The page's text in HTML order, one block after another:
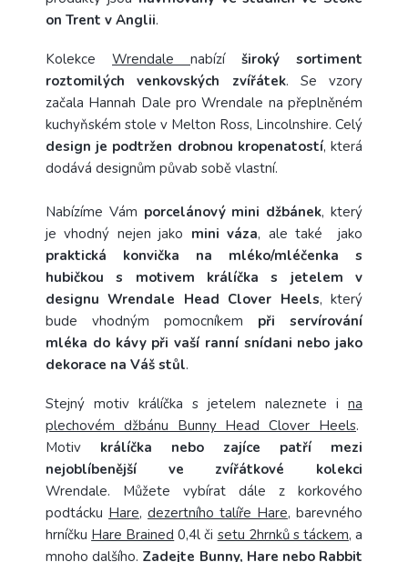
on Trent v Anglii.
Kolekce Wrendale nabízí široký sortiment
roztomilých venkovských zvířátek. Se vzory
začala Hannah Dale pro Wrendale na přeplněném
kuchyňském stole v Melton Ross, Lincolnshire. Celý
design je podtržen drobnou kropenatostí, která
dodává designům půvab sobě vlastní.
Nabízíme Vám porcelánový mini džbánek, který
je vhodný nejen jako mini váza, ale také jako
praktická konvička na mléko/mléčenka s
hubičkou s motivem králíčka s jetelem v
designu Wrendale Head Clover Heels, který
bude vhodným pomocníkem při servírování
mléka do kávy při vaší ranní snídani nebo jako
dekorace na Váš stůl.
Stejný motiv králíčka s jetelem naleznete i na
plechovém džbánu Bunny Head Clover Heels.
Motiv králíčka nebo zajíce patří mezi
nejoblíbenější ve zvířátkové kolekci
Wrendale. Můžete vybírat dále z korkového
podtácku Hare, dezertního talíře Hare, barevného
hrníčku Hare Brained 0,4l či setu 2hrnků s táckem, a
mnoho dalšího. Zadejte Bunny, Hare nebo Rabbit